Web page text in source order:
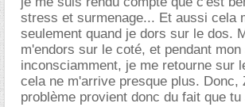
stress et surmenage... Et aussi cela
seulement quand je dors sur le dos.
m'endors sur le coté, et pendant mon
inconsciamment, je me retourne sur
cela ne m'arrive presque plus. Donc,
problème provient donc du fait que